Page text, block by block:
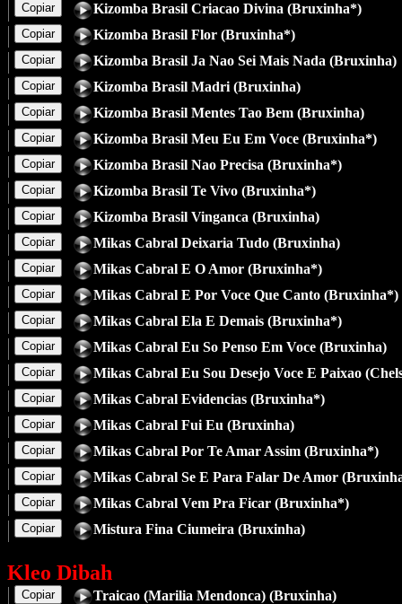
Kizomba Brasil Criacao Divina (Bruxinha*)
Copiar
Kizomba Brasil Flor (Bruxinha*)
Copiar
Kizomba Brasil Ja Nao Sei Mais Nada (Bruxinha)
Copiar
Kizomba Brasil Madri (Bruxinha)
Copiar
Kizomba Brasil Mentes Tao Bem (Bruxinha)
Copiar
Kizomba Brasil Meu Eu Em Voce (Bruxinha*)
Copiar
Kizomba Brasil Nao Precisa (Bruxinha*)
Copiar
Kizomba Brasil Te Vivo (Bruxinha*)
Copiar
Kizomba Brasil Vinganca (Bruxinha)
Copiar
Mikas Cabral Deixaria Tudo (Bruxinha)
Copiar
Mikas Cabral E O Amor (Bruxinha*)
Copiar
Mikas Cabral E Por Voce Que Canto (Bruxinha*)
Copiar
Mikas Cabral Ela E Demais (Bruxinha*)
Copiar
Mikas Cabral Eu So Penso Em Voce (Bruxinha)
Copiar
Mikas Cabral Eu Sou Desejo Voce E Paixao
Copiar
Mikas Cabral Evidencias (Bruxinha*)
Copiar
Mikas Cabral Fui Eu (Bruxinha)
Copiar
Mikas Cabral Por Te Amar Assim (Bruxinha*)
Copiar
Mikas Cabral Se E Para Falar De Amor
Copiar
Mikas Cabral Vem Pra Ficar (Bruxinha*)
Copiar
Mistura Fina Ciumeira (Bruxinha)
Copiar
Kleo Dibah
Traicao (Marilia Mendonca) (Bruxinha)
Copiar